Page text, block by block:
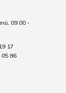
09:00 -
17
86